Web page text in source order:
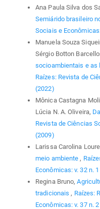
Ana Paula Silva dos
Semiárido brasileiro
Sociais e
Manuela Souza
Sérgio Botton
socioambientais e as
Raízes: Revista de
(2022)
Mônica Castagna
Lúcia N. A. Oliveira,
Revista de Ciências
(2009)
Larissa Carolina
meio ambiente ,
Econômicas: v. 32 n.
Regina Bruno,
tradicionais , Raízes:
Econômicas: v. 37 n.